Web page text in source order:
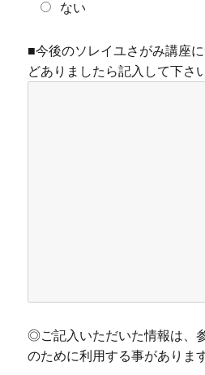
ない
■今後のソレイユさがみ講座
どありましたら記入して下さ
◎ご記入いただいた情報は、
のために利用する事がありま